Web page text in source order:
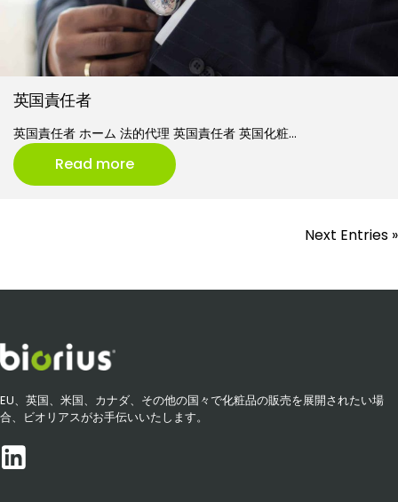
英国責任者
英国責任者 ホーム 法的代理 英国責任者 英国化粧…
Read more
Next Entries »
EU、英国、米国、カナダ、その他の国々で化粧品の販売を展開されたい場
合、ビオリアスがお手伝いいたします。